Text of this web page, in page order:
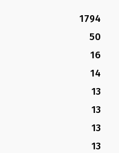
1794
50
16
14
13
13
13
13